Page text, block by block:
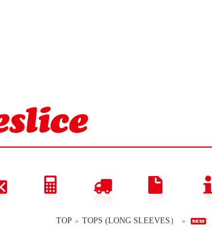
TOP ＞ TOPS (LONG SLEEVES） ＞